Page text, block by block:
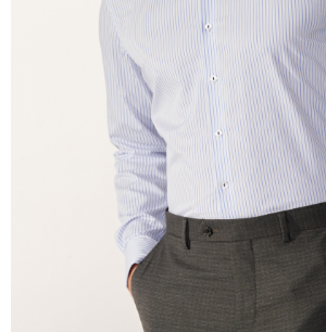
prapesanan atau produk yang mungkin
lama untuk dihantar). Oleh itu, anda dikehendaki
kepada AFTEE dalam tempoh sama ada anda
Kedua, Sekatan Pembayaran
1. Jumlah yang diperakui untuk pengguna kali
NT$10,000. Amaun diperakui sebenar yang
keputusan pensijilan dan semakan oleh AFTEE.
2. Amaun perbelanjaan minimum mestilah lebih
3. Pada masa ini hanya tersedia untuk ahli Taiwan.
Ketiga, Syarat Perkhidmatan
Perkhidmatan AFTEE Beli Sekarang Bayar
Taiwan, Inc. dan AFTEE akan membuat bil kepada
akan menggunakan data peribadi yang dikumpul
pembeli, no. telefon, nama penerima, no. telefon,
penggunaan perkhidmatan. Sila rujuk kepada